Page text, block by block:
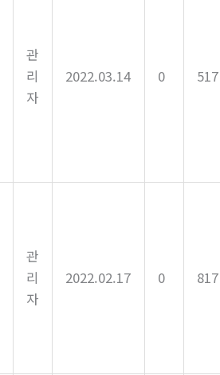
관
리
자
2022.03.14 0 517
관
리
자
2022.02.17 0 817